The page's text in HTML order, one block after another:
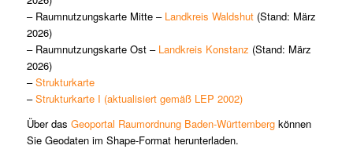
– Raumnutzungskarte Mitte – Landkreis Waldshut(Stand: März
2026)
– Raumnutzungskarte Ost – Landkreis Konstanz (Stand: März
2026)
–Strukturkarte
–Strukturkarte I (aktualisiert gemäß LEP 2002)
Über das Geoportal Raumordnung Baden-Württembergkönnen
Sie Geodaten im Shape-Format herunterladen.